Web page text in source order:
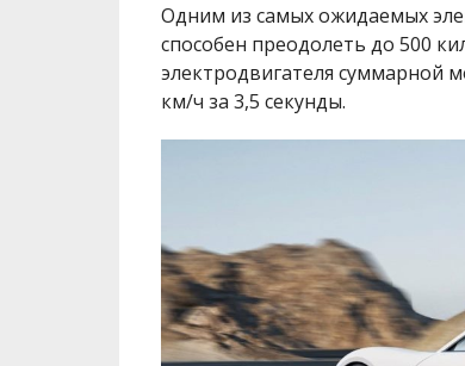
Одним из самых ожидаемых
способен преодолеть до 500
электродвигателя суммарной
км/ч за 3,5 секунды.